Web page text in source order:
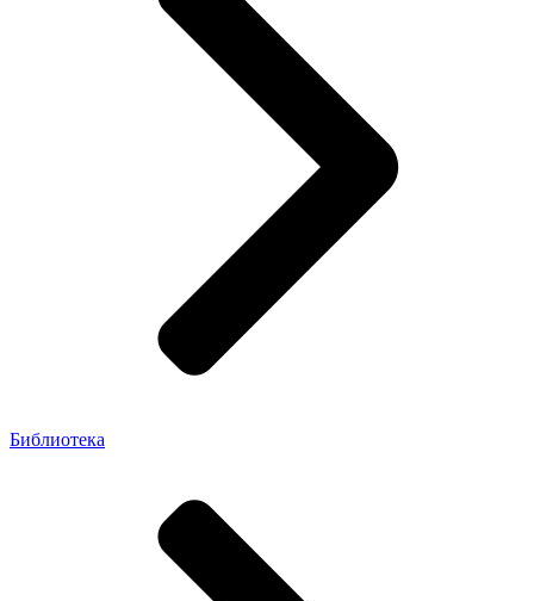
Библиотека